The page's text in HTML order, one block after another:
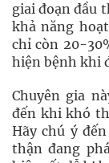
giai đoạn đầu
khả năng
chỉ còn 20-
hiện bệnh khi
Chuyên gia
đến khi khó
Hãy chú ý
thận đang